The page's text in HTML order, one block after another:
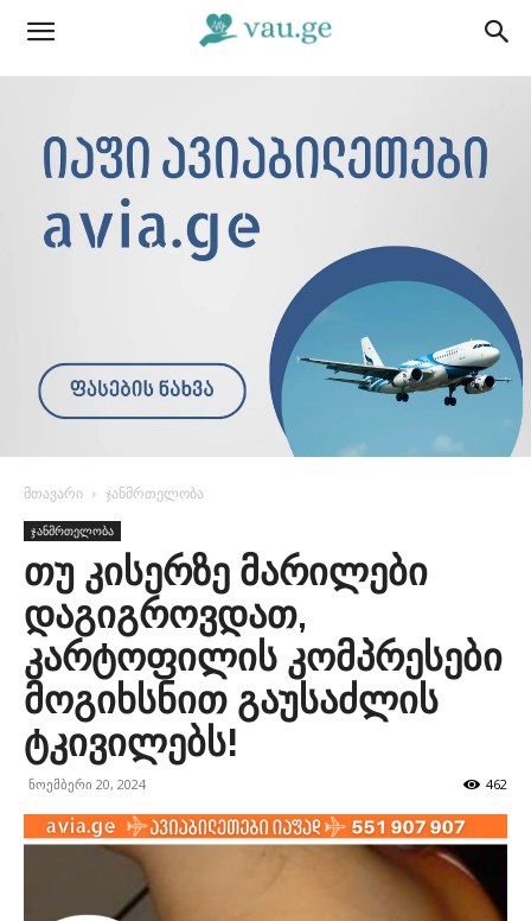
მთავარი ჯანმრთელობა
ჯანმრთელობა
თუ კისერზე მარილები
დაგიგროვდათ,
კარტოფილის კომპრესები
მოგიხსნით გაუსაძლის
ტკივილებს!
ნოემბერი 20, 2024 462